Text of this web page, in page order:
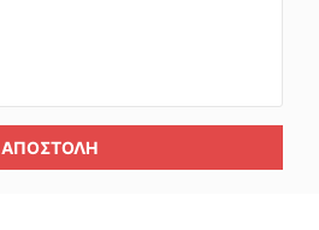
ΑΠΟΣΤΟΛΉ